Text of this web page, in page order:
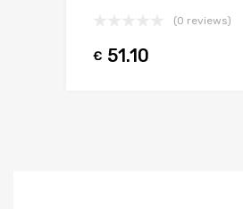
(0 reviews)
€ 51.10